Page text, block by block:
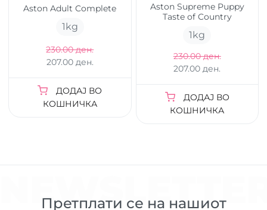
Aston Adult Complete
1kg
230.00 ден.
207.00 ден.
ДОДАЈ ВО
КОШНИЧКА
Aston Supreme Puppy
Taste of Country
1kg
230.00 ден.
207.00 ден.
ДОДАЈ ВО
КОШНИЧКА
Претплати се на нашиот